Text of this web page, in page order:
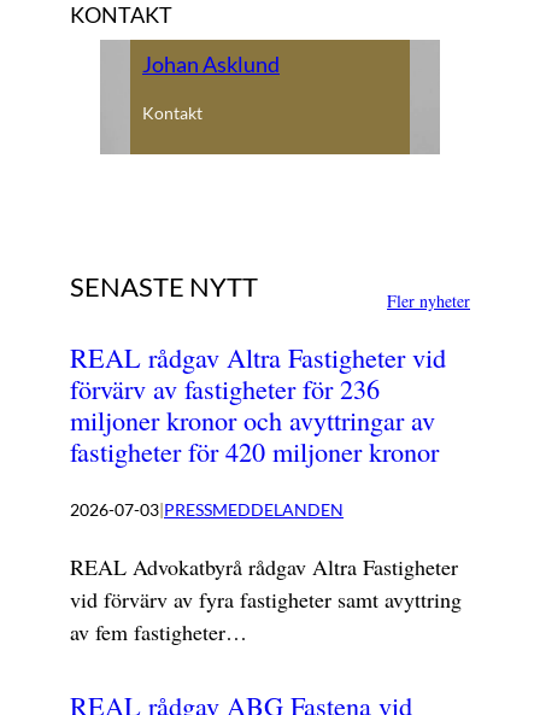
KONTAKT
Johan Asklund
Kontakt
SENASTE NYTT Fler nyheter
REAL rådgav Altra Fastigheter vid
förvärv av fastigheter för 236
miljoner kronor och avyttringar av
fastigheter för 420 miljoner kronor
2026-07-03|PRESSMEDDELANDEN
REAL Advokatbyrå rådgav Altra Fastigheter
vid förvärv av fyra fastigheter samt avyttring
av fem fastigheter…
REAL rådgav ABG Fastena vid